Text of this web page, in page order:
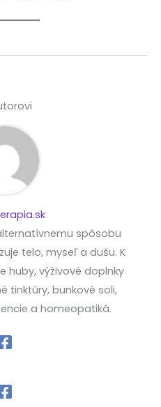
spôsobu
telo, myseľ a dušu. K
huby, výživové doplnky
tinktúry, bunkové soli,
a homeopatiká.